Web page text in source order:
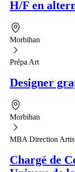
H/F en
Morbihan
Prépa Art
Designer
Morbihan
MBA Direction
Chargé de